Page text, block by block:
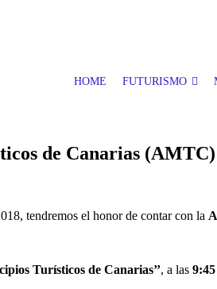
HOME FUTURISMO
de Canarias
tendremos el honor de contar con la
Turísticos de Canarias’’, a las